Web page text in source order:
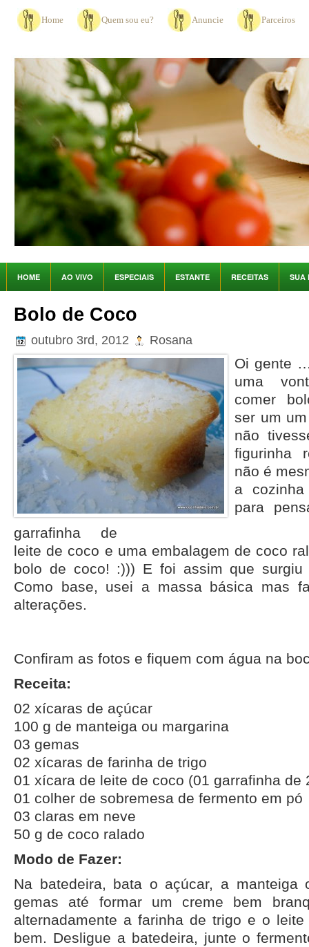
Home Quem sou eu? Anuncie Parceiros
HOME AO VIVO ESPECIAIS ESTANTE RECEITAS SUA
Bolo de Coco
outubro 3rd, 2012 Rosana
Oi gente
uma
comer
ser um
não
figurinha
não é
a
para
garrafinha de
leite de coco e uma embalagem de coco
bolo de coco! :))) E foi assim que
Como base, usei a massa básica mas
alterações.
Confiram as fotos e fiquem com água na
Receita:
02 xícaras de açúcar
100 g de manteiga ou margarina
03 gemas
02 xícaras de farinha de trigo
01 xícara de leite de coco (01 garrafinha de
01 colher de sobremesa de fermento em pó
03 claras em neve
50 g de coco ralado
Modo de Fazer:
Na batedeira, bata o açúcar, a manteiga
gemas até formar um creme bem
alternadamente a farinha de trigo e o
bem. Desligue a batedeira, junte o